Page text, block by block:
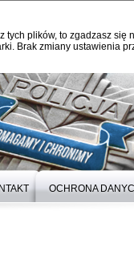
tych plików, to zgadzasz się
Brak zmiany ustawienia
OCHRONA